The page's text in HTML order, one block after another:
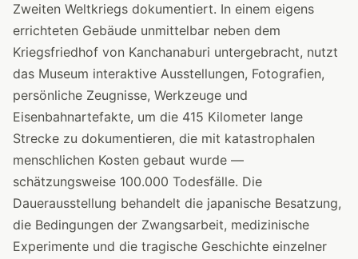
Zweiten Weltkriegs dokumentiert. In einem eigens
errichteten Gebäude unmittelbar neben dem
Kriegsfriedhof von Kanchanaburi untergebracht, nutzt
das Museum interaktive Ausstellungen, Fotografien,
persönliche Zeugnisse, Werkzeuge und
Eisenbahnartefakte, um die 415 Kilometer lange
Strecke zu dokumentieren, die mit katastrophalen
menschlichen Kosten gebaut wurde —
schätzungsweise 100.000 Todesfälle. Die
Dauerausstellung behandelt die japanische Besatzung,
die Bedingungen der Zwangsarbeit, medizinische
Experimente und die tragische Geschichte einzelner